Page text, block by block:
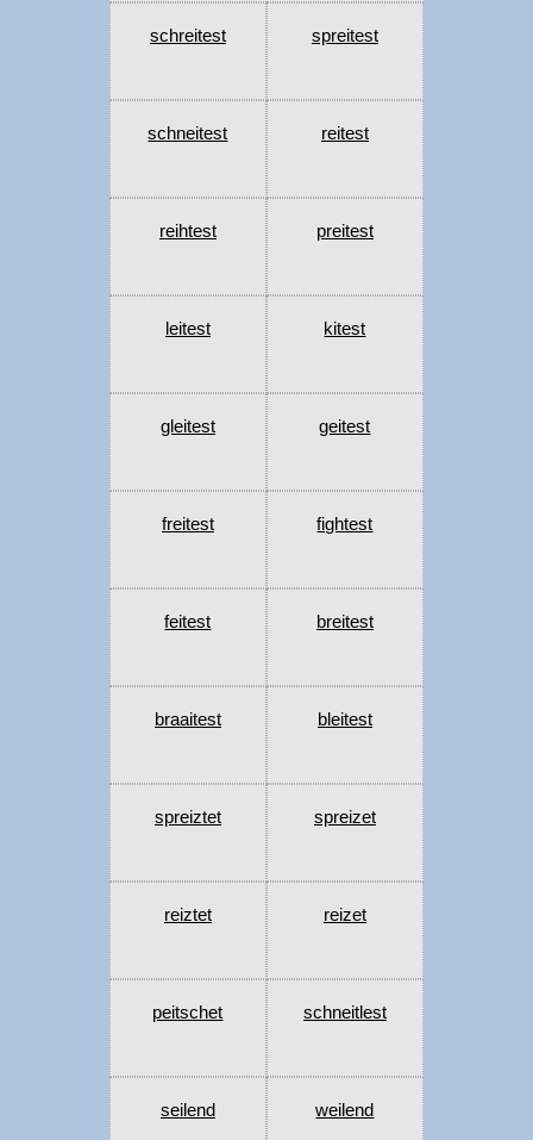
schreitest spreitest
schneitest reitest
reihtest preitest
leitest kitest
gleitest geitest
freitest fightest
feitest breitest
braaitest bleitest
spreiztet spreizet
reiztet reizet
peitschet schneitlest
seilend weilend